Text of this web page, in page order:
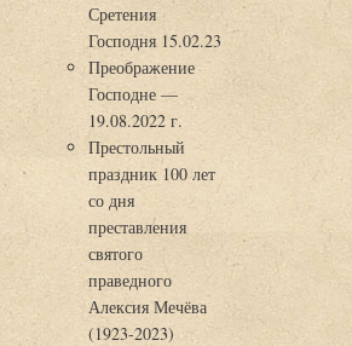
Сретения
Господня 15.02.23
Преображение
Господне —
19.08.2022 г.
Престольный
праздник 100 лет
со дня
преставления
святого
праведного
Алексия Мечёва
(1923-2023)